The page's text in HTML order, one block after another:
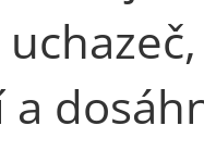
a